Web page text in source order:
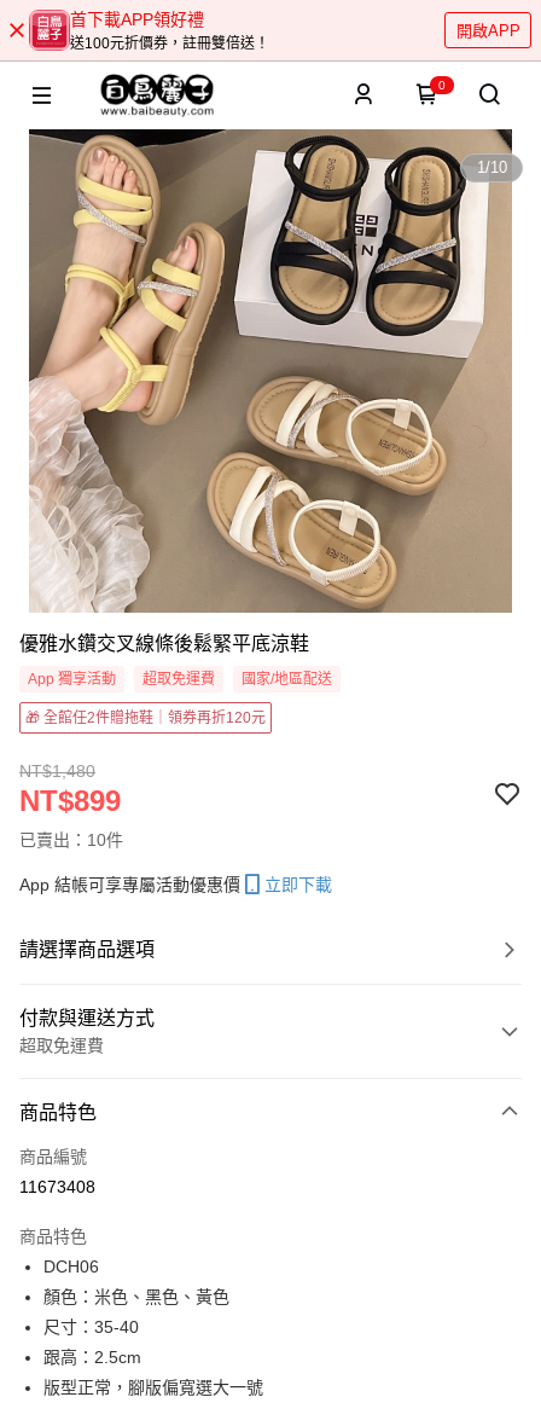
首下載APP領好禮
送100元折價券，註冊雙倍送！
開啟APP
0
1/10
優雅水鑽交叉線條後鬆緊平底涼鞋
App 獨享活動 超取免運費 國家/地區配送
🎁 全館任2件贈拖鞋｜領券再折120元
NT$1,480
NT$899
已賣出：10件
App 結帳可享專屬活動優惠價 立即下載
請選擇商品選項
付款與運送方式
超取免運費
信用卡一次付款
超商取貨付款
Apple Pay
街口支付
悠遊付
Google Pay
商品特色
商品編號
11673408
商品特色
DCH06
顏色：米色、黑色、黃色
尺寸：35-40
跟高：2.5cm
版型正常，腳版偏寬選大一號